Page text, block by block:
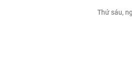
Thứ sáu,